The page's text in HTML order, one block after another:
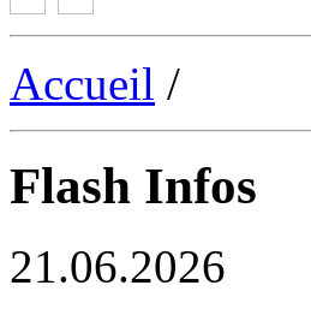
Accueil /
Flash Infos
21.06.2026